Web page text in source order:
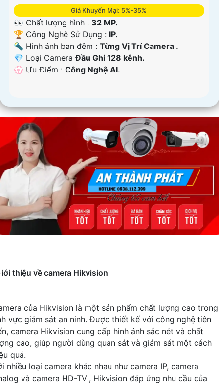
Giá Khuyến Mại: 5%-35%
👀 Chất lượng hình : 32 MP.
🏆 Công Nghệ Sử Dụng : IP.
🔦 Hình ảnh ban đêm : Từng Vị Trí Camera .
💎 Loại CameraĐầu Ghi 128 kênh.
️💮 Ưu Điểm : Công Nghệ AI.
thiệu về camera Hikvision
của Hikvision là một sản phẩm chất lượng cao trong
vực giám sát an ninh. Được thiết kế với công nghệ tiên
camera Hikvision cung cấp hình ảnh sắc nét và chất
cao, giúp người dùng quan sát và giám sát một cách
quả.
nhiều loại camera khác nhau như camera IP, camera
và camera HD-TVI, Hikvision đáp ứng nhu cầu của